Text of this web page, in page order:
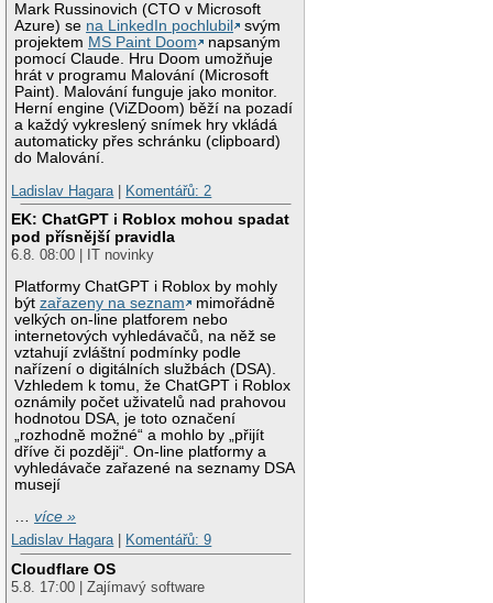
Mark Russinovich (CTO v Microsoft
Azure) se na LinkedIn pochlubil
svým
projektem MS Paint Doom
napsaným
pomocí Claude. Hru Doom umožňuje
hrát v programu Malování (Microsoft
Paint). Malování funguje jako monitor.
Herní engine (ViZDoom) běží na pozadí
a každý vykreslený snímek hry vkládá
automaticky přes schránku (clipboard)
do Malování.
Ladislav Hagara
Komentářů: 2
EK: ChatGPT i Roblox mohou spadat
pod přísnější pravidla
6.8. 08:00 | IT novinky
Platformy ChatGPT i Roblox by mohly
býtzařazeny na seznam
mimořádně
velkých on-line platforem nebo
internetových vyhledávačů, na něž se
vztahují zvláštní podmínky podle
nařízení o digitálních službách (DSA).
Vzhledem k tomu, že ChatGPT i Roblox
oznámily počet uživatelů nad prahovou
hodnotou DSA, je toto označení
„rozhodně možné“ a mohlo by „přijít
dříve či později“. On-line platformy a
vyhledávače zařazené na seznamy DSA
musejí
…více »
Ladislav Hagara| Komentářů: 9
Cloudflare OS
5.8. 17:00 | Zajímavý software